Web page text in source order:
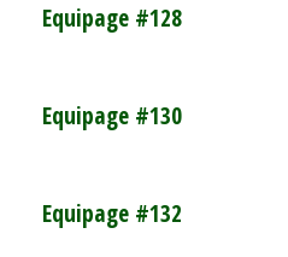
Equipage #128
Equipage #130
Equipage #132